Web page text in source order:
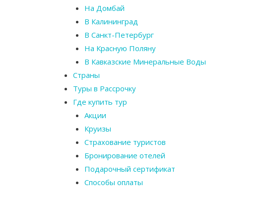
На Домбай
В Калининград
В Санкт-Петербург
На Красную Поляну
В Кавказские Минеральные Воды
Страны
Туры в Рассрочку
Где купить тур
Акции
Круизы
Страхование туристов
Бронирование отелей
Подарочный сертификат
Способы оплаты